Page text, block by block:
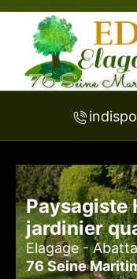
Paysagiste
jardinier
Elagage -
76 Seine